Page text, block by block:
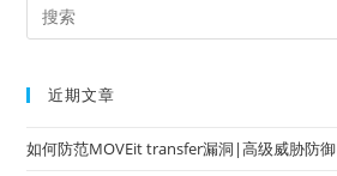
近期文章
如何防范MOVEit transfer漏洞|高级威胁防御